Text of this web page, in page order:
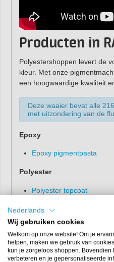
Producten in
Polyestershoppen levert de
kleur. Met onze
een hoogwaardige kwaliteit
Deze waaier bevat alle
met uitzondering van de
Epoxy
Epoxy pigmentpasta
Polyester
Polyester topcoat
Polyester pigmentpasta
Vloersystemen
Epoxy gietvloer
Nederlands
Wij gebruiken cookies
Welkom op onze website! Om je
helpen, maken we gebruik van
kun je zorgeloos shoppen.
verbeteren en je gepersonaliseerde